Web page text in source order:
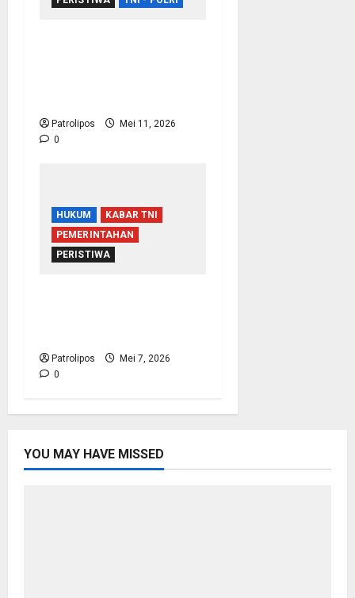
Patrolipos
Mei 11, 2026
0
HUKUM
KABAR TNI
PEMERINTAHAN
PERISTIWA
Patrolipos
Mei 7, 2026
0
YOU MAY HAVE MISSED